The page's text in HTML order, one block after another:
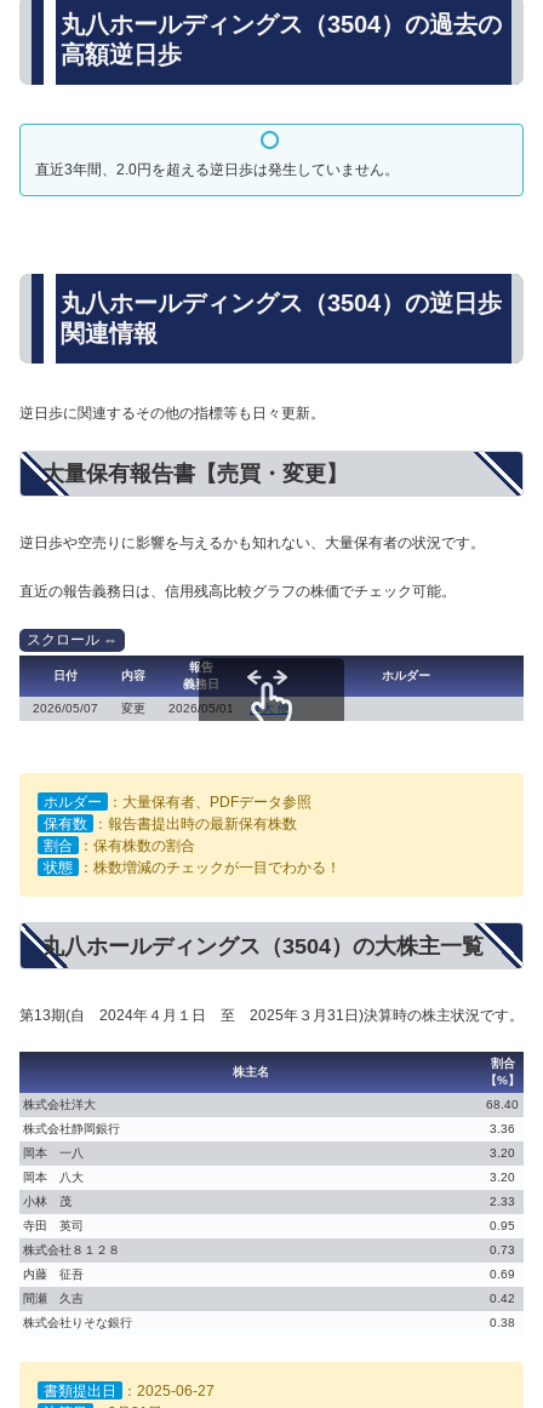
丸八ホールディングス（3504）の過去の
高額逆日歩
直近3年間、2.0円を超える逆日歩は発生していません。
丸八ホールディングス（3504）の逆日歩
関連情報
逆日歩に関連するその他の指標等も日々更新。
大量保有報告書【売買・変更】
逆日歩や空売りに影響を与えるかも知れない、大量保有者の状況です。
直近の報告義務日は、信用残高比較グラフの株価でチェック可能。
日付 内容
報告
義務日
ホルダー
2026/05/07 変更 2026/05/01 洋大 他
ホルダー
：大量保有者、PDFデータ参照
保有数
：報告書提出時の最新保有株数
割合
：保有株数の割合
状態
：株数増減のチェックが一目でわかる！
丸八ホールディングス（3504）の大株主一覧
第13期(自 2024年４月１日 至 2025年３月31日)決算時の株主状況です。
株主名
割合
【%】
株式会社洋大
68.40
株式会社静岡銀行
3.36
岡本 一八
3.20
岡本 八大
3.20
小林 茂
2.33
寺田 英司
0.95
株式会社８１２８
0.73
内藤 征吾
0.69
間瀬 久吉
0.42
株式会社りそな銀行
0.38
書類提出日
：2025-06-27